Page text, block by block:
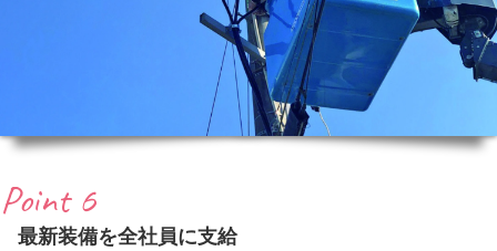
Point 6
最新装備を全社員に支給